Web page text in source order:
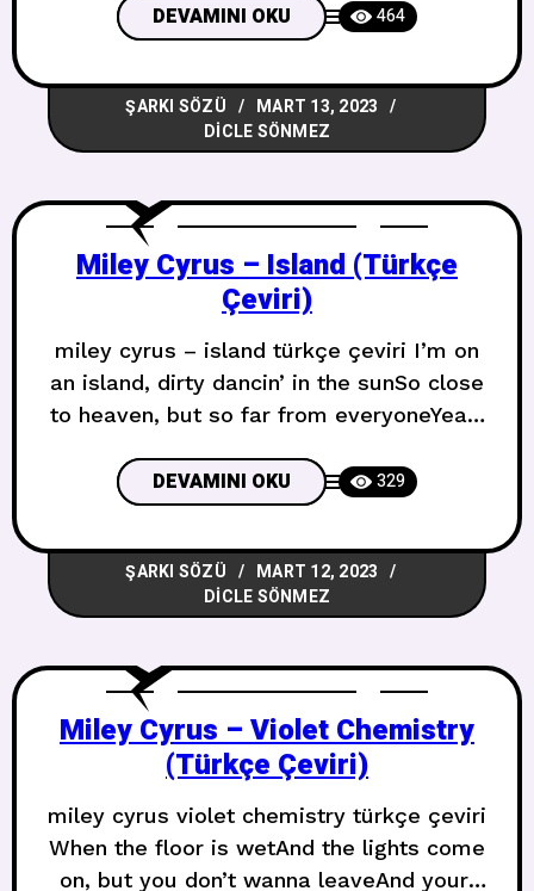
olduğu gerçeği I am your mother (I am
your mother)You listen to me (You listen
to me)Stop all that mansplainin’, no one’s
listeningTell me, who gave you the
permission to speak? (Ah-ah,
DEVAMINI OKU 464
ŞARKI SÖZÜ
MART 13, 2023
DICLE SÖNMEZ
Miley Cyrus – Island (Türkçe
Çeviri)
miley cyrus – island türkçe çeviri I’m on
an island, dirty dancin’ in the sunSo close
to heaven, but so far from everyoneYeah,
sandBut I’m still wishing for the love that
I don’t have Bir adadayım, güneşte kirli
dans ediyorumCennete çok yakın, ama
herkesten çok uzakEvet, kumun altına
gömülü
DEVAMINI OKU 329
ŞARKI SÖZÜ
MART 12, 2023
DICLE SÖNMEZ
Miley Cyrus – Violet Chemistry
(Türkçe Çeviri)
miley cyrus violet chemistry türkçe çeviri
When the floor is wetAnd the lights come
on, but you don’t wanna leaveAnd your